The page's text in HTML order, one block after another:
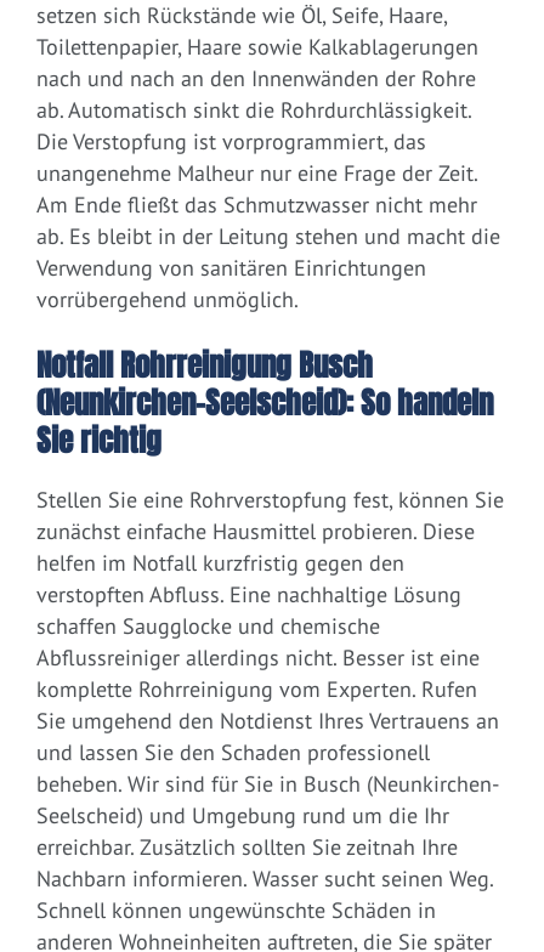
setzen sich Rückstände wie Öl, Seife, Haare,
Toilettenpapier, Haare sowie Kalkablagerungen
nach und nach an den Innenwänden der Rohre
ab. Automatisch sinkt die Rohrdurchlässigkeit.
Die Verstopfung ist vorprogrammiert, das
unangenehme Malheur nur eine Frage der Zeit.
Am Ende fließt das Schmutzwasser nicht mehr
ab. Es bleibt in der Leitung stehen und macht die
Verwendung von sanitären Einrichtungen
vorrübergehend unmöglich.
Notfall Rohrreinigung Busch
(Neunkirchen-Seelscheid): So handeln
Sie richtig
Stellen Sie eine Rohrverstopfung fest, können Sie
zunächst einfache Hausmittel probieren. Diese
helfen im Notfall kurzfristig gegen den
verstopften Abfluss. Eine nachhaltige Lösung
schaffen Saugglocke und chemische
Abflussreiniger allerdings nicht. Besser ist eine
komplette Rohrreinigung vom Experten. Rufen
Sie umgehend den Notdienst Ihres Vertrauens an
und lassen Sie den Schaden professionell
beheben. Wir sind für Sie in Busch (Neunkirchen-
Seelscheid) und Umgebung rund um die Ihr
erreichbar. Zusätzlich sollten Sie zeitnah Ihre
Nachbarn informieren. Wasser sucht seinen Weg.
Schnell können ungewünschte Schäden in
anderen Wohneinheiten auftreten, die Sie später